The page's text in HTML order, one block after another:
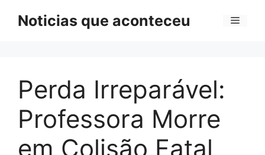
Noticias que aconteceu Menu
Perda Irreparável:
Professora Morre
em Colisão Fatal